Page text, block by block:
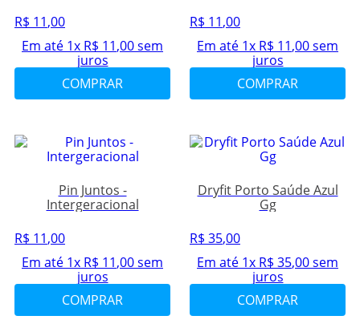
R$ 11,00
Em até 1x R$ 11,00sem
juros
COMPRAR
R$ 11,00
Em até 1x R$ 11,00sem
juros
COMPRAR
Pin Juntos -
Intergeracional
R$ 11,00
Em até 1x R$ 11,00sem
juros
COMPRAR
Dryfit Porto Saúde Azul
Gg
R$ 35,00
Em até 1x R$ 35,00sem
juros
COMPRAR